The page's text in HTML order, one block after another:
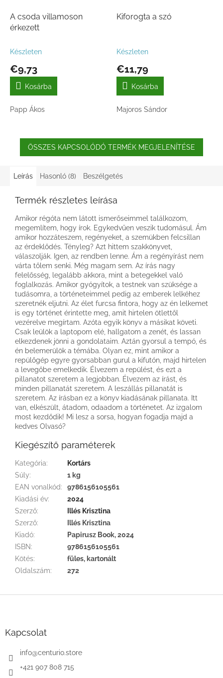
A csoda villamoson
érkezett
Készleten
€9,73
Kosárba
Papp Ákos
Kiforogta a szó
Készleten
€11,79
Kosárba
Majoros Sándor
ÖSSZES KAPCSOLÓDÓ TERMÉK MEGJELENÍTÉSE
Leírás Hasonló (8) Beszélgetés
Termék részletes leírása
Amikor régóta nem látott ismerőseimmel találkozom,
megemlítem, hogy írok. Egykedvűen veszik tudomásul. Ám
amikor hozzáteszem, regényeket, a szemükben felcsillan
az érdeklődés. Tényleg? Azt hittem szakkönyvet,
válaszolják. Igen, az rendben lenne. Ám a regényírást nem
várta tőlem senki. Még magam sem. Az írás nagy
felelősség, legalább akkora, mint a betegekkel való
foglalkozás. Amikor gyógyítok, a testnek van szüksége a
tudásomra, a történeteimmel pedig az emberek lelkéhez
szeretnék eljutni. Az élet furcsa fintora, hogy az én lelkemet
is egy történet érintette meg, amit hirtelen ötlettől
vezérelve megírtam. Azóta egyik könyv a másikat követi.
Csak leülök a laptopom elé, hallgatom a zenét, és lassan
elkezdenek jönni a gondolataim. Aztán gyorsul a tempó, és
én belemerülök a témába. Olyan ez, mint amikor a
repülőgép egyre gyorsabban gurul a kifutón, majd hirtelen
a levegőbe emelkedik. Élvezem a repülést, és ezt a
pillanatot szeretem a legjobban. Élvezem az írást, és
minden pillanatát szeretem. A leszállás pillanatát is
szeretem. Az írásban ez a könyv kiadásának pillanata. Itt
van, elkészült, átadom, odaadom a történetet. Az izgalom
most kezdődik! Mi lesz a sorsa, hogyan fogadja majd a
kedves Olvasó?
Kiegészítő paraméterek
Kategória:
Kortárs
Súly:
1 kg
EAN vonalkód:
9786156105561
Kiadási év:
2024
Szerző:
Illés Krisztina
Szerző:
Illés Krisztina
Kiadó:
Papirusz Book, 2024
ISBN:
9786156105561
Kötés:
füles, kartonált
Oldalszám: 272
Kapcsolat
info@centurio.store
+421 907 808 715